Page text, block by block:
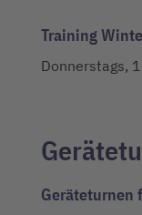
Training
Donnerstags,
Geräteturnen